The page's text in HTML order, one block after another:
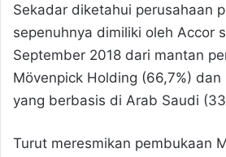
Sekadar diketahui perusahaan
sepenuhnya dimiliki oleh Accor
September 2018 dari mantan
Mövenpick Holding (66,7%)
yang berbasis di Arab Saudi
Turut meresmikan pembukaan